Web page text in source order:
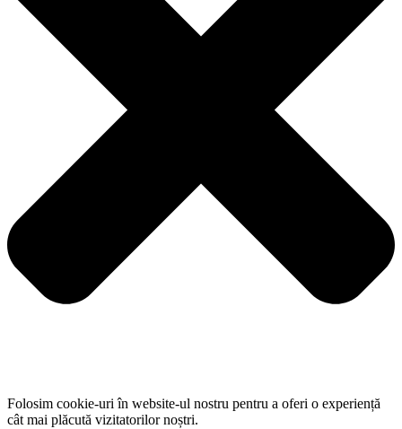
Folosim cookie-uri în website-ul nostru pentru a oferi o experiență
cât mai plăcută vizitatorilor noștri.